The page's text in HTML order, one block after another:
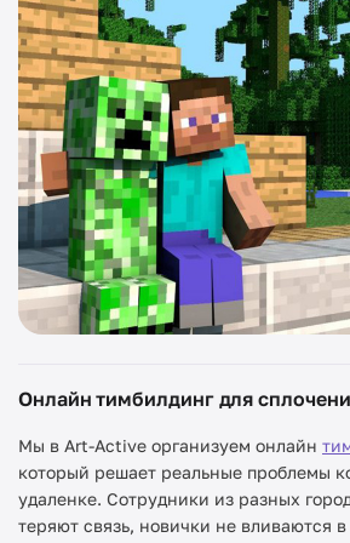
Онлайн тимбилдинг для
Мы в Art-Active организуем онлайн
который решает реальные проблемы
удаленке. Сотрудники из разных
теряют связь, новички не вливаются в